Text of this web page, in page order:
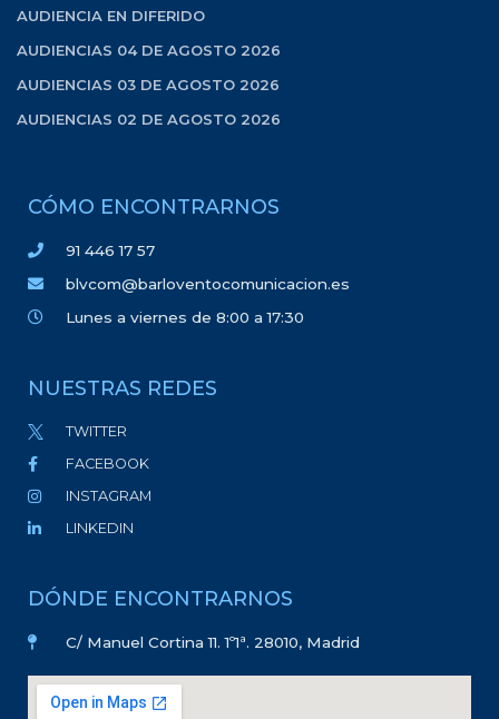
AUDIENCIA EN DIFERIDO
AUDIENCIAS 04 DE AGOSTO 2026
AUDIENCIAS 03 DE AGOSTO 2026
AUDIENCIAS 02 DE AGOSTO 2026
CÓMO ENCONTRARNOS
91 446 17 57
blvcom@barloventocomunicacion.es
Lunes a viernes de 8:00 a 17:30
NUESTRAS REDES
TWITTER
FACEBOOK
INSTAGRAM
LINKEDIN
DÓNDE ENCONTRARNOS
C/ Manuel Cortina 11. 1º1ª. 28010, Madrid